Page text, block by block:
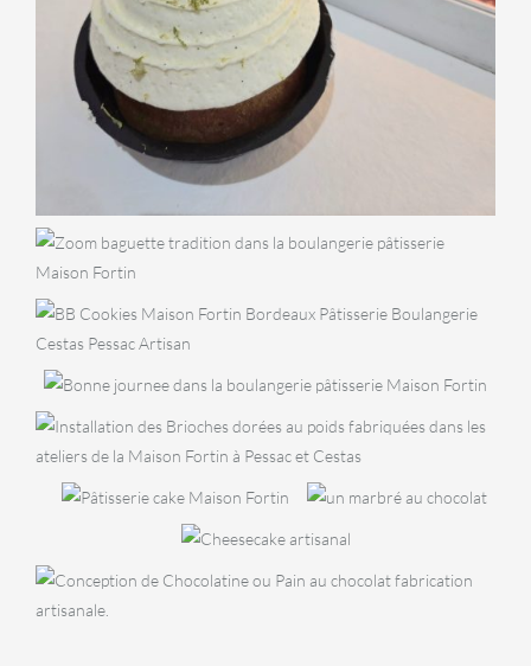
BOULANGERIE
Baguette
Tradition
BISCUITERIE
BB Cookies
GOÛTER
Bonne journée
VIENNOISERIES
Brioche au poids
SNACKING
Cafés
,
SPÉCIALITÉS
Cake
GOÛTER
Cake
marbré
PÂTISSERIES
Cheesecake
Chocolatine